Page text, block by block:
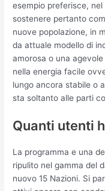
esempio preferisce,
sostenere pertanto
nuove popolazione, in
da attuale modello di
amorosa o una
nella energia facile
lungo ancora stabile o
sta soltanto alle parti
Quanti utenti
La programma e una
ripulito nel gamma del
nuovo 15 Nazioni. Si